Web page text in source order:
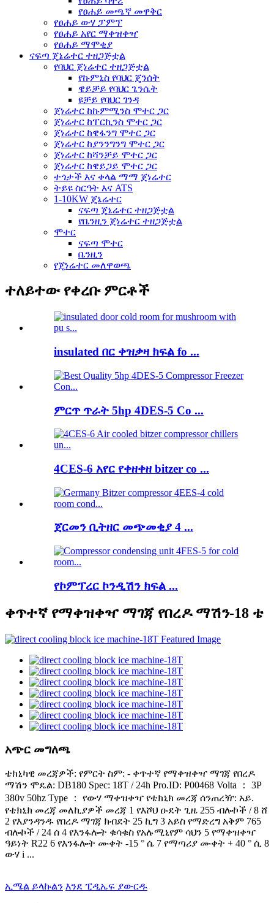
የፀሐይ መጫኛ መዋቅር
የፀሐይ ውሃ ፓምፕ
የፀሐይ አየር ማቀዝቀዣ
የፀሐይ ማሞቂያ
ናፍጣ ጄኔሬተር ተዘጋጅቷል
የባህር ጀነሬተር ተዘጋጅቷል
የኩምኒስ የባህር ጄንሰት
ዌይቻይ የባህር ጌንሴት
ዩቻይ የባህር ገንዳ
ጀነሬተር ከኩምሚንስ ሞተር ጋር
ጀነሬተር ከፐርኪንስ ሞተር ጋር
ጀነሬተር ከዌፋንግ ሞተር ጋር
ጀነሬተር ከያንንግንግ ሞተር ጋር
ጀነሬተር ከሻንቻይ ሞተር ጋር
ጀነሬተር ከዌይጋይ ሞተር ጋር
ተጎታች እና ቀላል ማማ ጀነሬተር
ትይዩ ስርዓት እና ATS
1-10KW ጄኔሬተር
ናፍጣ ጄኔሬተር ተዘጋጅቷል
የቤንዚን ጀነሬተር ተዘጋጅቷል
ሞተር
ናፍጣ ሞተር
ቤንዚን
የጄነሬተር መለዋወጫ
ተለይተው የቀረቡ ምርቶች
insulated በር ቀዝቃዛ ክፍል fo ...
ምርጥ ጥራት 5hp 4DES-5 Co ...
4CES-6 አየር የቀዘቀዘ bitzer co ...
ጀርመን ቢትዘር መጭመቂያ 4 ...
የኮምፕረር ኮንዲሽን ክፍል ...
ቀጥተኛ የማቀዝቀዣ ማገጃ የበረዶ ማሽን-18 ቴ
አጭር መግለጫ
ቴክኒካዊ መረጃዎች: የምርት ስም: - ቀጥተኛ የማቀዝቀዣ ማገጃ የበረዶ
ማሽን ሞዴል: DB180 Spec: 18T / 24h Pro.ID: P00468 Volta ： 3P
380v 50hz Type ： የውሃ ማቀዝቀዣ የቴክኒክ መረጃ ሰንጠረዥ: አይ.
የቴክኒክ መረጃ መለኪያዎች መረጃ 1 የእሾህ ዑደት ጊዜ 255 ብሎኮች / 8 ሸ
2 የእያንዳንዱ የበረዶ ማገጃ ክብደት 25 ኪግ 3 አይስ የማድረግ አቅም 765
ብሎኮች / 24 ሰ 4 የእንፋሎት ቁሳቁስ የአሉሚኒየም ሳህን 5 የማቀዝቀዣ
ዓይነት R22 6 የእንፋሎት ሙቀት -15 ° ሴ 7 የማጣሪያ ሙቀት + 40 ° ሲ 8
ውሃ i ...
ኢሜል ይላኩልን እንደ ፒዲኤፍ ያውርዱ